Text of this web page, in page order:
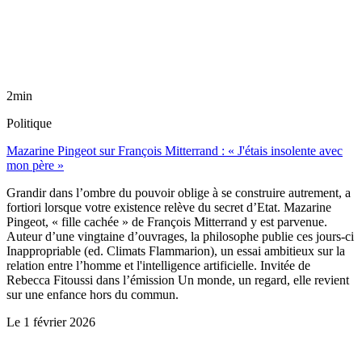
2min
Politique
Mazarine Pingeot sur François Mitterrand : « J'étais insolente avec
mon père »
Grandir dans l’ombre du pouvoir oblige à se construire autrement, a
fortiori lorsque votre existence relève du secret d’Etat. Mazarine
Pingeot, « fille cachée » de François Mitterrand y est parvenue.
Auteur d’une vingtaine d’ouvrages, la philosophe publie ces jours-ci
Inappropriable (ed. Climats Flammarion), un essai ambitieux sur la
relation entre l’homme et l'intelligence artificielle. Invitée de
Rebecca Fitoussi dans l’émission Un monde, un regard, elle revient
sur une enfance hors du commun.
Le 1 février 2026